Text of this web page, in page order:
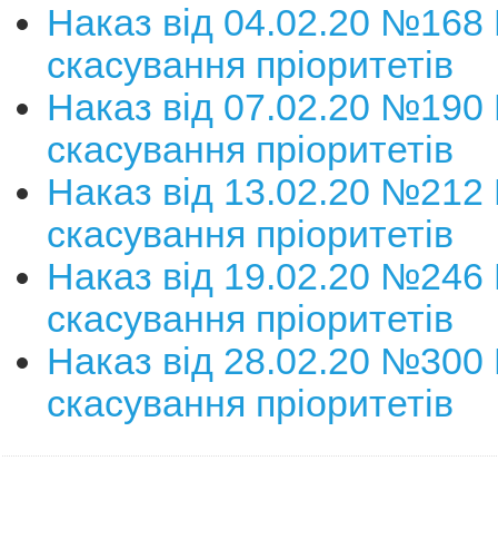
Наказ від 04.02.20 №168
скасування пріоритетів
Наказ від 07.02.20 №190
скасування пріоритетів
Наказ від 13.02.20 №212
скасування пріоритетів
Наказ від 19.02.20 №246
скасування пріоритетів
Наказ від 28.02.20 №300
скасування пріоритетів